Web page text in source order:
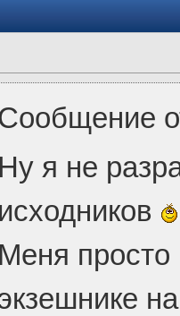
Ну я не
исходников
Меня просто